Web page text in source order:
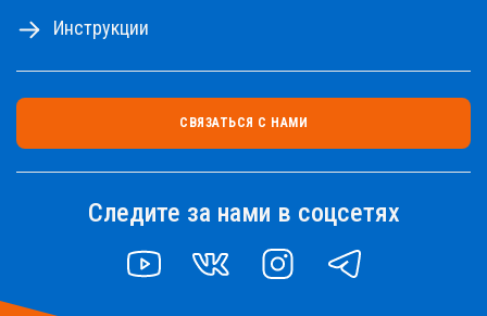
Инструкции
СВЯЗАТЬСЯ С НАМИ
Следите за нами в соцсетях
YOUTUBE VK INSTAGRAMTELEGRAM